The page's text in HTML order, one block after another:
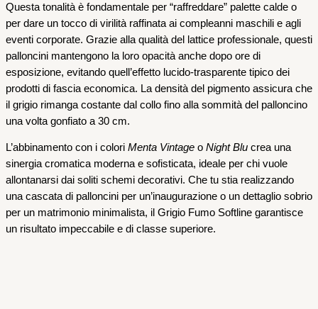
Questa tonalità è fondamentale per “raffreddare” palette calde o
per dare un tocco di virilità raffinata ai compleanni maschili e agli
eventi corporate. Grazie alla qualità del lattice professionale, questi
palloncini mantengono la loro opacità anche dopo ore di
esposizione, evitando quell’effetto lucido-trasparente tipico dei
prodotti di fascia economica. La densità del pigmento assicura che
il grigio rimanga costante dal collo fino alla sommità del palloncino
una volta gonfiato a 30 cm.
L’abbinamento con i colori Menta Vintage o Night Blu crea una
sinergia cromatica moderna e sofisticata, ideale per chi vuole
allontanarsi dai soliti schemi decorativi. Che tu stia realizzando
una cascata di palloncini per un’inaugurazione o un dettaglio sobrio
per un matrimonio minimalista, il Grigio Fumo Softline garantisce
un risultato impeccabile e di classe superiore.